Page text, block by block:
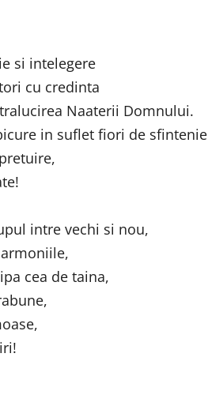
si intelegere
cu credinta
Naaterii Domnului.
in suflet fiori de sfintenie
intre vechi si nou,
cea de taina,